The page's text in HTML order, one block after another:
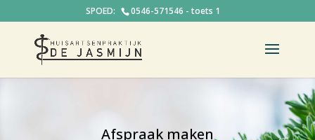
0546-571546 - toets 1
Afspraak maken